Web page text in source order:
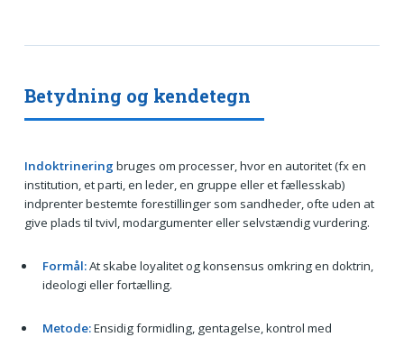
Betydning og kendetegn
Indoktrinering bruges om processer, hvor en autoritet (fx en
institution, et parti, en leder, en gruppe eller et fællesskab)
indprenter bestemte forestillinger som sandheder, ofte uden at
give plads til tvivl, modargumenter eller selvstændig vurdering.
Formål:At skabe loyalitet og konsensus omkring en doktrin,
ideologi eller fortælling.
Metode:Ensidig formidling, gentagelse, kontrol med